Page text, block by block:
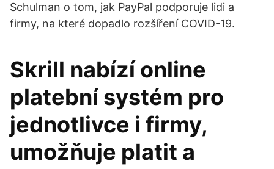
Schulman o tom, jak PayPal podporuje lidi a
firmy, na které dopadlo rozšíření COVID-19.
Skrill nabízí online
platební systém pro
jednotlivce i firmy,
umožňuje platit a